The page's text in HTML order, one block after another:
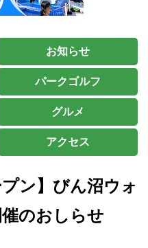
お知らせ
パークゴルフ
グルメ
アクセス
プン】びん沼ウォ
のおしらせ